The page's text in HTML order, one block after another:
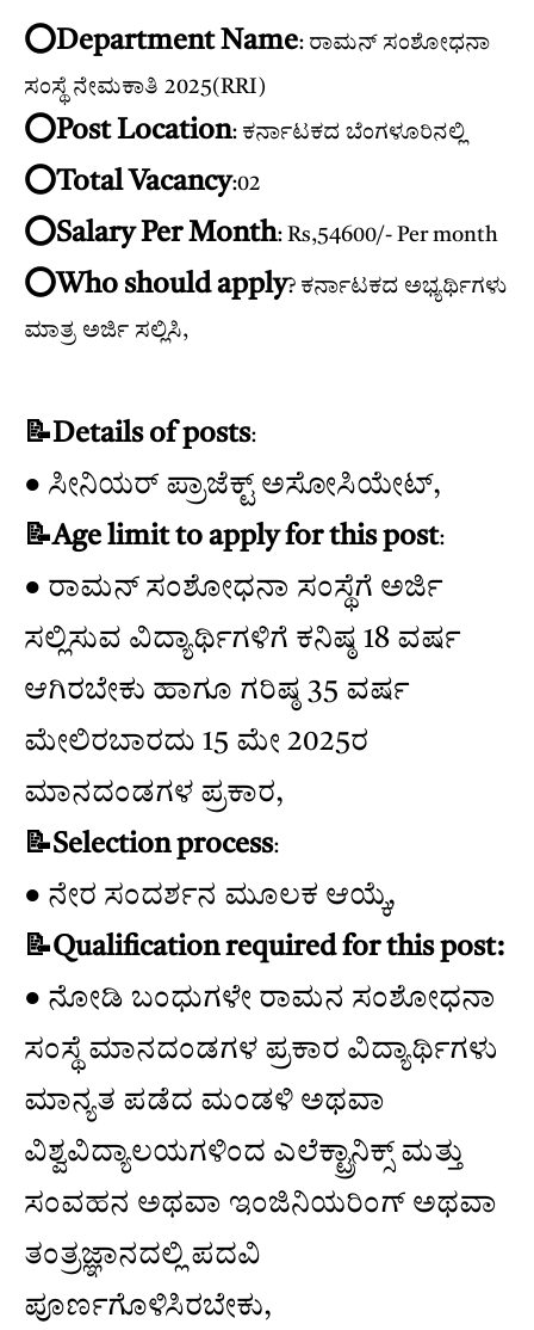
⭕️Department Name: ರಾಮನ್ ಸಂಶೋಧನಾ
ಸಂಸ್ಥೆ ನೇಮಕಾತಿ 2025(RRI)
⭕️Post Location: ಕರ್ನಾಟಕದ ಬೆಂಗಳೂರಿನಲ್ಲಿ
⭕️Total Vacancy:02
⭕️Salary Per Month: Rs,54600/- Per month
⭕️Who should apply? ಕರ್ನಾಟಕದ ಅಭ್ಯರ್ಥಿಗಳು
ಮಾತ್ರ ಅರ್ಜಿ ಸಲ್ಲಿಸಿ,
📝Details of posts:
● ಸೀನಿಯರ್ ಪ್ರಾಜೆಕ್ಟ್ ಅಸೋಸಿಯೇಟ್,
📝Age limit to apply for this post:
● ರಾಮನ್ ಸಂಶೋಧನಾ ಸಂಸ್ಥೆಗೆ ಅರ್ಜಿ
ಸಲ್ಲಿಸುವ ವಿದ್ಯಾರ್ಥಿಗಳಿಗೆ ಕನಿಷ್ಠ 18 ವರ್ಷ
ಆಗಿರಬೇಕು ಹಾಗೂ ಗರಿಷ್ಠ 35 ವರ್ಷ
ಮೇಲಿರಬಾರದು 15 ಮೇ 2025ರ
ಮಾನದಂಡಗಳ ಪ್ರಕಾರ,
📝Selection process:
● ನೇರ ಸಂದರ್ಶನ ಮೂಲಕ ಆಯ್ಕೆ,
📝Qualification required for this post:
● ನೋಡಿ ಬಂಧುಗಳೇ ರಾಮನ ಸಂಶೋಧನಾ
ಸಂಸ್ಥೆ ಮಾನದಂಡಗಳ ಪ್ರಕಾರ ವಿದ್ಯಾರ್ಥಿಗಳು
ಮಾನ್ಯತ ಪಡೆದ ಮಂಡಳಿ ಅಥವಾ
ವಿಶ್ವವಿದ್ಯಾಲಯಗಳಿಂದ ಎಲೆಕ್ಟ್ರಾನಿಕ್ಸ್ ಮತ್ತು
ಸಂವಹನ ಅಥವಾ ಇಂಜಿನಿಯರಿಂಗ್ ಅಥವಾ
ತಂತ್ರಜ್ಞಾನದಲ್ಲಿ ಪದವಿ
ಪೂರ್ಣಗೊಳಿಸಿರಬೇಕು,